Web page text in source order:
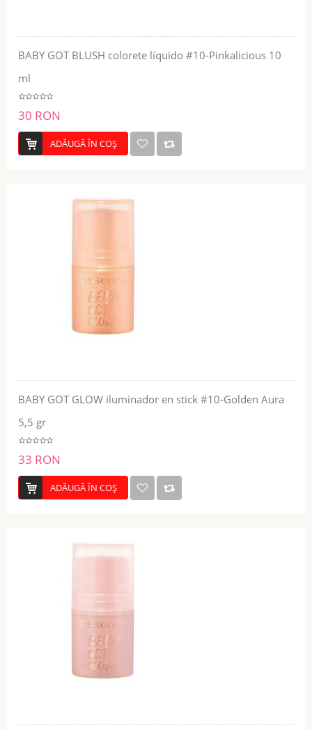
BABY GOT BLUSH colorete líquido #10-Pinkalicious 10
ml
30 RON
ADĂUGĂ ÎN COŞ
BABY GOT GLOW iluminador en stick #10-Golden Aura
5,5 gr
33 RON
ADĂUGĂ ÎN COŞ